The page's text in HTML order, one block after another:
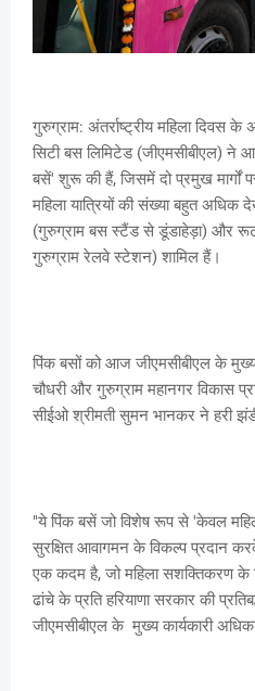
गुरुग्राम: अंतर्राष्ट्रीय महिला दिवस
सिटी बस लिमिटेड (जीएमसीबीएल) ने
बसें' शुरू की हैं, जिसमें दो प्रमुख मार्गों
महिला यात्रियों की संख्या बहुत अधिक
(गुरुग्राम बस स्टैंड से डूंडाहेड़ा) और
गुरुग्राम रेलवे स्टेशन) शामिल हैं।
पिंक बसों को आज जीएमसीबीएल के मुख्य
चौधरी और गुरुग्राम महानगर विकास
सीईओ श्रीमती सुमन भानकर ने हरी
"ये पिंक बसें जो विशेष रूप से 'केवल
सुरक्षित आवागमन के विकल्प प्रदान
एक कदम है, जो महिला सशक्तिकरण के
ढांचे के प्रति हरियाणा सरकार की
जीएमसीबीएल के मुख्य कार्यकारी